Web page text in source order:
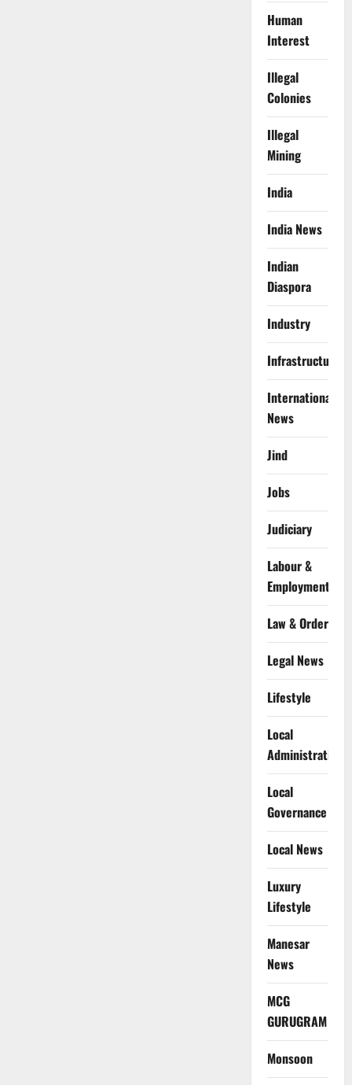
Human
Interest
Illegal
Colonies
Illegal
Mining
India
India News
Indian
Diaspora
Industry
Infrastructure
International
News
Jind
Jobs
Judiciary
Labour &
Employment
Law & Order
Legal News
Lifestyle
Local
Administration
Local
Governance
Local News
Luxury
Lifestyle
Manesar
News
MCG
GURUGRAM
Monsoon